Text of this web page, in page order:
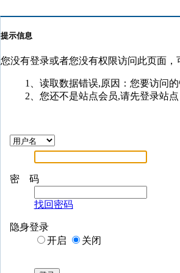
提示信息
您没有登录或者您没有权限访问此页面，
1、读取数据错误,原因：您要访问
2、您还不是站点会员,请先登录站点
密 码
找回密码
隐身登录
开启
关闭